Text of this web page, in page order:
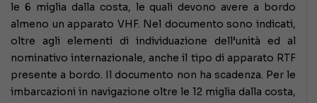
le 6 miglia dalla costa, le quali devono avere a bordo
almeno un apparato VHF. Nel documento sono indicati,
oltre agli elementi di individuazione dell’unità ed al
nominativo internazionale, anche il tipo di apparato RTF
presente a bordo. Il documento non ha scadenza. Per le
imbarcazioni in navigazione oltre le 12 miglia dalla costa,